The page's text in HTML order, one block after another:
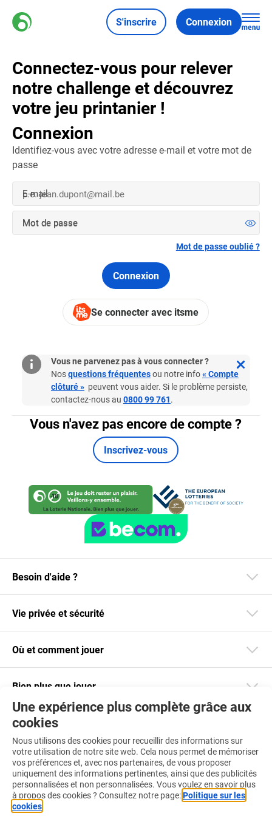
S'inscrire Connexion
Connectez-vous pour relever
notre challenge et découvrez
votre jeu printanier !
Connexion
Identifiez-vous avec votre adresse e-mail et votre mot de
passe
E-mail
Mot de passe
Mot de passe oublié ?
Connexion
Se connecter avec itsme
Vous ne parvenez pas à vous connecter ?
Nosquestions fréquentesou notre info« Compte
clôturé » peuvent vous aider. Si le problème persiste,
contactez-nous au 0800 99 761.
Vous n'avez pas encore de compte ?
Inscrivez-vous
Une expérience plus complète grâce aux
cookies
Nous utilisons des cookies pour recueillir des informations sur
votre utilisation de notre site web. Cela nous permet de mémoriser
vos préférences et, avec nos partenaires, de vous proposer
uniquement des informations pertinentes, ainsi que des publicités
personnalisées et non personnalisées. Vous voulez en savoir plus
à propos des cookies ? Consultez notre page:Politique sur les
cookies
Besoin d'aide ?
Vie privée et sécurité
Où et comment jouer
Bien plus que jouer
Téléchargez notre app